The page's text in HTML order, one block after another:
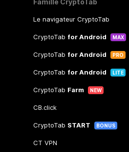
Famille CryptoTab
Le navigateur CryptoTab
CryptoTab for Android MAX
CryptoTab for Android PRO
CryptoTab for Android LITE
CryptoTab Farm NEW
CB.click
CryptoTab START BONUS
CT VPN